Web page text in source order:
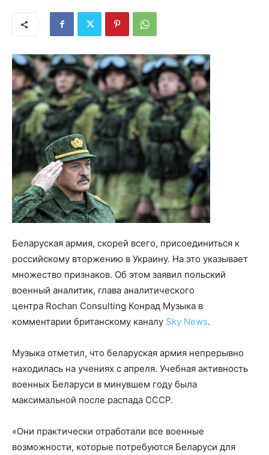
Беларуская армия, скорей всего, присоединиться к
российскому вторжению в Украину. На это указывает
множество признаков. Об этом заявил польский
военный аналитик, глава аналитического
центра Rochan Consulting Конрад Музыка в
комментарии британскому каналу Sky News.
Музыка отметил, что беларуская армия непрерывно
находилась на учениях с апреля. Учебная активность
военных Беларуси в минувшем году была
максимальной после распада СССР.
«Они практически отработали все военные
возможности, которые потребуются Беларуси для